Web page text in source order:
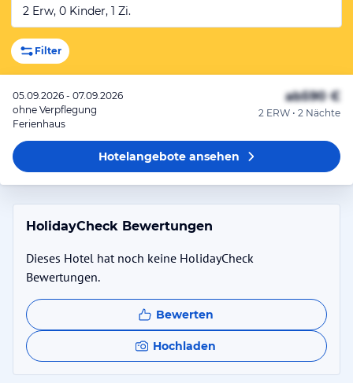
2 Erw, 0 Kinder, 1 Zi.
Filter
05.09.2026 - 07.09.2026
ohne Verpflegung
Ferienhaus
ab590 €
2 ERW • 2 Nächte
Hotelangeboteansehen
HolidayCheck Bewertungen
Dieses Hotel hat noch keine HolidayCheck
Bewertungen.
Bewerten
Hochladen